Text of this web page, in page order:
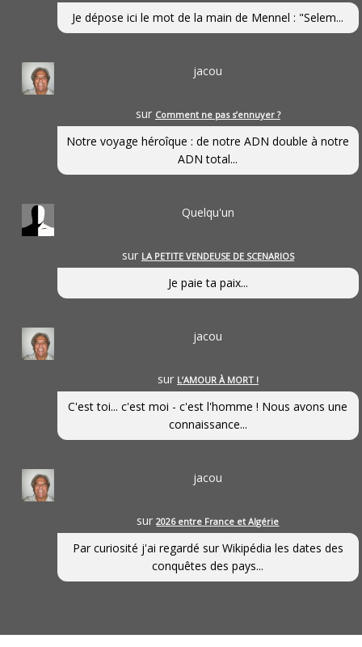
Je dépose ici le mot de la main de Mennel : "Selem...
jacou
sur Comment ne pas s’ennuyer ?
Notre voyage héroîque : de notre ADN double à notre
ADN total...
Quelqu'un
sur LA PETITE VENDEUSE DE SCENARIOS
Je paie ta paix...
jacou
sur L’AMOUR À MORT !
C'est toi... c'est moi - c'est l'homme ! Nous avons une
connaissance...
jacou
sur2026 entre France et Algérie
Par curiosité j'ai regardé sur Wikipédia les dates des
conquêtes des pays...